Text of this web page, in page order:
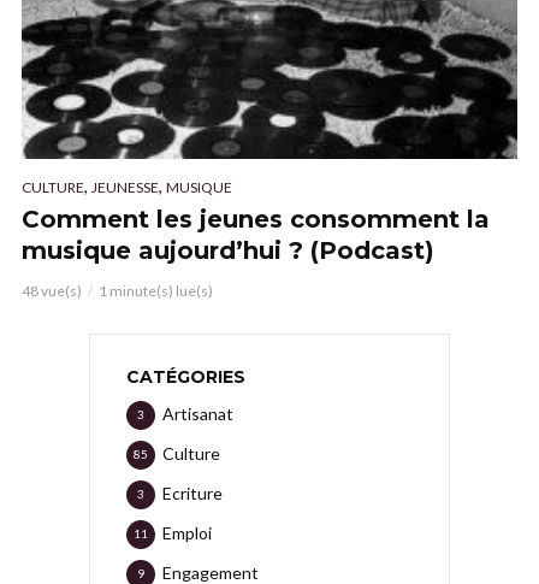
CULTURE, JEUNESSE, MUSIQUE
Comment les jeunes consomment la
musique aujourd’hui ? (Podcast)
48 vue(s) 1 minute(s) lue(s)
CATÉGORIES
Artisanat
3
Culture
85
Ecriture
3
Emploi
11
Engagement
9